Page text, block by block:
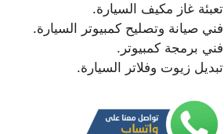
تعبئة غاز مكيف السيارة.
فني صيانة وتصليح كمبيوتر السيارة.
فني برمجة كمبيوتر.
تبديل زيوت وفلاتر السيارة.